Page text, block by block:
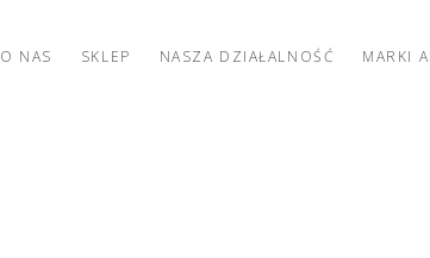
O NAS SKLEP NASZA DZIAŁALNOŚĆ MARKI